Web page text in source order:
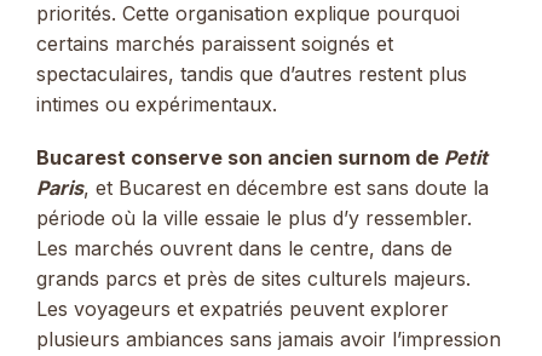
priorités. Cette organisation explique pourquoi
certains marchés paraissent soignés et
spectaculaires, tandis que d’autres restent plus
intimes ou expérimentaux.
Bucarest conserve son ancien surnom de Petit
Paris, et Bucarest en décembre est sans doute la
période où la ville essaie le plus d’y ressembler.
Les marchés ouvrent dans le centre, dans de
grands parcs et près de sites culturels majeurs.
Les voyageurs et expatriés peuvent explorer
plusieurs ambiances sans jamais avoir l’impression